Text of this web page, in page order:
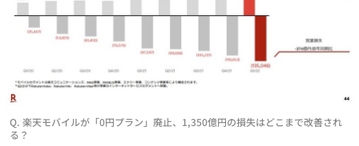
Q. 楽天モバイルが「0円プラン」廃止、1,350億円の損失はどこまで改善され
る？